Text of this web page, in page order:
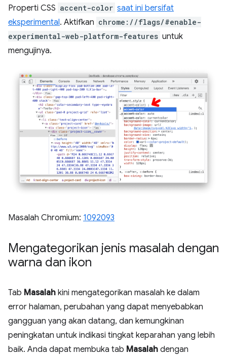
Properti CSS accent-color saat ini bersifat
eksperimental. Aktifkan chrome://flags/#enable-
experimental-web-platform-features untuk
mengujinya.
Masalah Chromium: 1092093
Mengategorikan jenis masalah dengan
warna dan ikon
Tab Masalah kini mengategorikan masalah ke dalam
error halaman, perubahan yang dapat menyebabkan
gangguan yang akan datang, dan kemungkinan
peningkatan untuk indikasi tingkat keparahan yang lebih
baik. Anda dapat membuka tab Masalah dengan